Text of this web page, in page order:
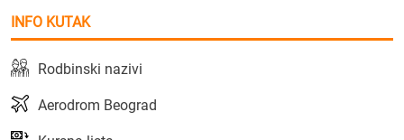
INFO KUTAK
Rodbinski nazivi
Aerodrom Beograd